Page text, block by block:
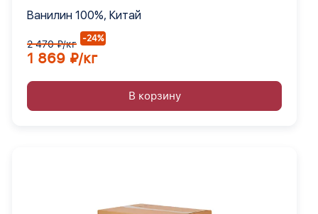
Ванилин 100%, Китай
2 470 ₽/кг -24%
1 869 ₽/кг
В корзину